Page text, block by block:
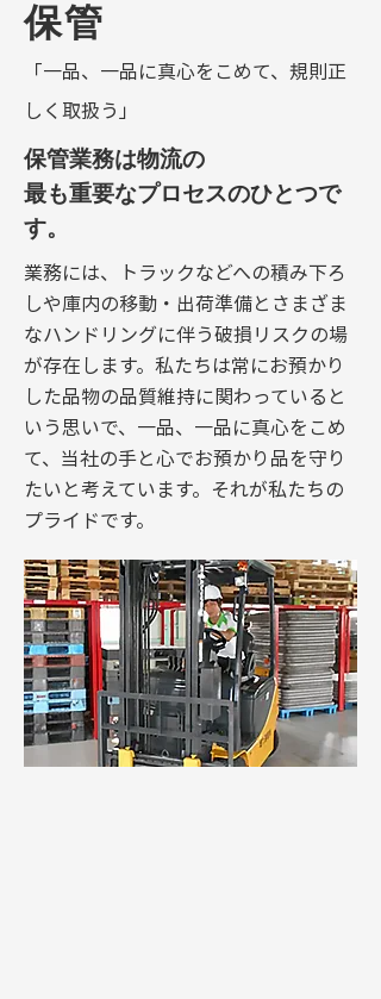
保管
「一品、一品に真心をこめて、規則正
しく取扱う」
保管業務は物流の
最も重要なプロセスのひとつで
す。
業務には、トラックなどへの積み下ろ
しや庫内の移動・出荷準備とさまざま
なハンドリングに伴う破損リスクの場
が存在します。私たちは常にお預かり
した品物の品質維持に関わっていると
いう思いで、一品、一品に真心をこめ
て、当社の手と心でお預かり品を守り
たいと考えています。それが私たちの
プライドです。